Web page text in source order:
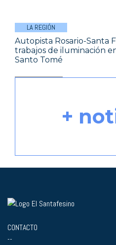
LA REGIÓN
Autopista Rosario-Santa
trabajos de iluminación
Santo Tomé
+
CONTACTO
--